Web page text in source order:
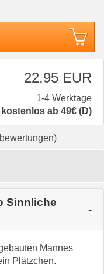
22,95 EUR
1-4 Werktage
kostenlos ab 49€ (D)
Sinnliche
Mannes
Plätzchen.